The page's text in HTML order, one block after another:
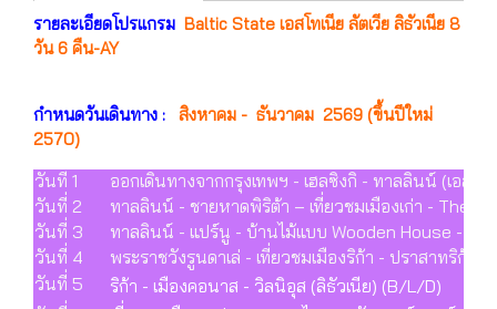
รายละเอียดโปรแกรม Baltic State เอสโทเนีย ลัตเวีย ลิธัวเนีย 8
วัน 6 คืน-AY
กำหนดวันเดินทาง :
สิงหาคม - ธันวาคม 2569 (ขึ้นปีใหม่
2570)
วันที่ 1
ออกเดินทางจากกรุงเทพฯ - เฮลซิงกิ - ทาลลินน์ (เอสโ
วันที่ 2
ทาลลินน์ - ชายหาดพิริต้า – เที่ยวชมเมืองเก่า - The
วันที่ 3
ทาลลินน์ - แปร์นู - บ้านไม้แบบ Wooden House - ริก้
วันที่ 4
พระราชวังรูนดาเล่ - เที่ยวชมเมืองริก้า - ปราสาทริก้
วันที่ 5
ริก้า - เมืองคอนาส - วิลนิอุส (ลิธัวเนีย) (B/L/D)